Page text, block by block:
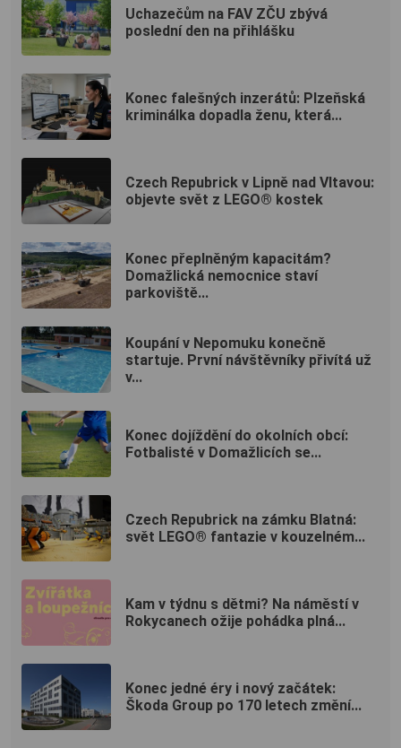
Uchazečům na FAV ZČU zbývá
poslední den na přihlášku
Konec falešných inzerátů: Plzeňská
kriminálka dopadla ženu, která...
Czech Repubrick v Lipně nad Vltavou:
objevte svět z LEGO® kostek
Konec přeplněným kapacitám?
Domažlická nemocnice staví
parkoviště...
Koupání v Nepomuku konečně
startuje. První návštěvníky přivítá už
v...
Konec dojíždění do okolních obcí:
Fotbalisté v Domažlicích se...
Czech Repubrick na zámku Blatná:
svět LEGO® fantazie v kouzelném...
Kam v týdnu s dětmi? Na náměstí v
Rokycanech ožije pohádka plná...
Konec jedné éry i nový začátek:
Škoda Group po 170 letech změní...